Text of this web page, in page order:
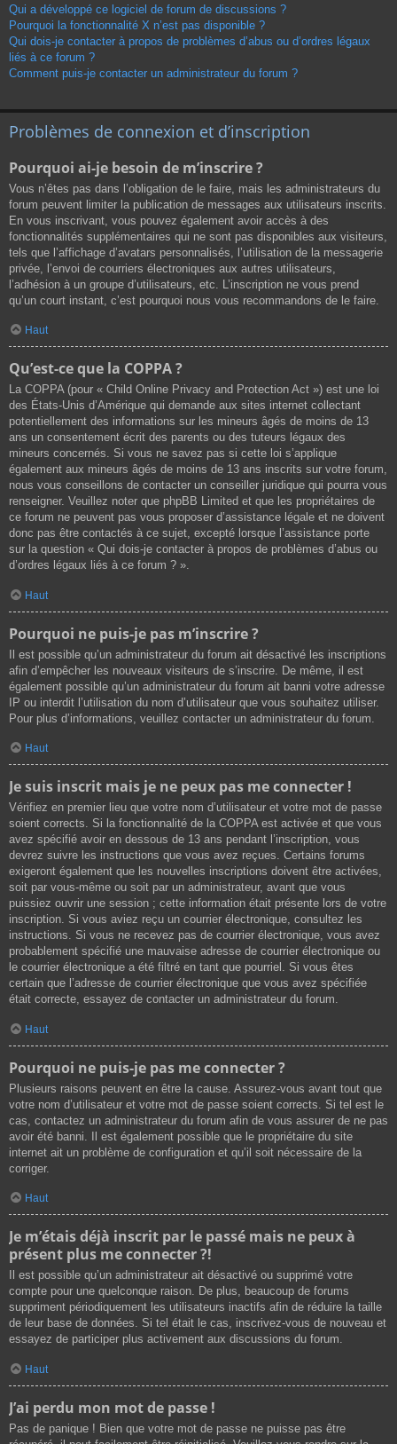
Qui a développé ce logiciel de forum de discussions ?
Pourquoi la fonctionnalité X n’est pas disponible ?
Qui dois-je contacter à propos de problèmes d’abus ou d’ordres légaux
liés à ce forum ?
Comment puis-je contacter un administrateur du forum ?
Problèmes de connexion et d’inscription
Pourquoi ai-je besoin de m’inscrire ?
Vous n’êtes pas dans l’obligation de le faire, mais les administrateurs du
forum peuvent limiter la publication de messages aux utilisateurs inscrits.
En vous inscrivant, vous pouvez également avoir accès à des
fonctionnalités supplémentaires qui ne sont pas disponibles aux visiteurs,
tels que l’affichage d’avatars personnalisés, l’utilisation de la messagerie
privée, l’envoi de courriers électroniques aux autres utilisateurs,
l’adhésion à un groupe d’utilisateurs, etc. L’inscription ne vous prend
qu’un court instant, c’est pourquoi nous vous recommandons de le faire.
Haut
Qu’est-ce que la COPPA ?
La COPPA (pour « Child Online Privacy and Protection Act ») est une loi
des États-Unis d’Amérique qui demande aux sites internet collectant
potentiellement des informations sur les mineurs âgés de moins de 13
ans un consentement écrit des parents ou des tuteurs légaux des
mineurs concernés. Si vous ne savez pas si cette loi s’applique
également aux mineurs âgés de moins de 13 ans inscrits sur votre forum,
nous vous conseillons de contacter un conseiller juridique qui pourra vous
renseigner. Veuillez noter que phpBB Limited et que les propriétaires de
ce forum ne peuvent pas vous proposer d’assistance légale et ne doivent
donc pas être contactés à ce sujet, excepté lorsque l’assistance porte
sur la question « Qui dois-je contacter à propos de problèmes d’abus ou
d’ordres légaux liés à ce forum ? ».
Haut
Pourquoi ne puis-je pas m’inscrire ?
Il est possible qu’un administrateur du forum ait désactivé les inscriptions
afin d’empêcher les nouveaux visiteurs de s’inscrire. De même, il est
également possible qu’un administrateur du forum ait banni votre adresse
IP ou interdit l’utilisation du nom d’utilisateur que vous souhaitez utiliser.
Pour plus d’informations, veuillez contacter un administrateur du forum.
Haut
Je suis inscrit mais je ne peux pas me connecter !
Vérifiez en premier lieu que votre nom d’utilisateur et votre mot de passe
soient corrects. Si la fonctionnalité de la COPPA est activée et que vous
avez spécifié avoir en dessous de 13 ans pendant l’inscription, vous
devrez suivre les instructions que vous avez reçues. Certains forums
exigeront également que les nouvelles inscriptions doivent être activées,
soit par vous-même ou soit par un administrateur, avant que vous
puissiez ouvrir une session ; cette information était présente lors de votre
inscription. Si vous aviez reçu un courrier électronique, consultez les
instructions. Si vous ne recevez pas de courrier électronique, vous avez
probablement spécifié une mauvaise adresse de courrier électronique ou
le courrier électronique a été filtré en tant que pourriel. Si vous êtes
certain que l’adresse de courrier électronique que vous avez spécifiée
était correcte, essayez de contacter un administrateur du forum.
Haut
Pourquoi ne puis-je pas me connecter ?
Plusieurs raisons peuvent en être la cause. Assurez-vous avant tout que
votre nom d’utilisateur et votre mot de passe soient corrects. Si tel est le
cas, contactez un administrateur du forum afin de vous assurer de ne pas
avoir été banni. Il est également possible que le propriétaire du site
internet ait un problème de configuration et qu’il soit nécessaire de la
corriger.
Haut
Je m’étais déjà inscrit par le passé mais ne peux à
présent plus me connecter ?!
Il est possible qu’un administrateur ait désactivé ou supprimé votre
compte pour une quelconque raison. De plus, beaucoup de forums
suppriment périodiquement les utilisateurs inactifs afin de réduire la taille
de leur base de données. Si tel était le cas, inscrivez-vous de nouveau et
essayez de participer plus activement aux discussions du forum.
Haut
J’ai perdu mon mot de passe !
Pas de panique ! Bien que votre mot de passe ne puisse pas être